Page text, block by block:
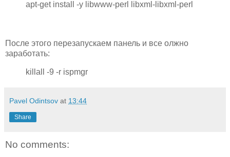
apt-get install -y libwww-perl libxml-libxml-perl
После этого перезапускаем панель и все олжно
заработать:
killall -9 -r ispmgr
Pavel Odintsov at 13:44
Share
No comments: